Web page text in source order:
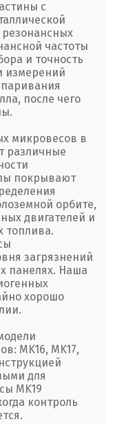
с
частоты
и точность
измерений
после чего
микровесов в
различные
покрывают
орбите,
двигателей и
топлива.
загрязнений
панелях. Наша
хорошо
MK16, MK17,
для
MK19
контроль